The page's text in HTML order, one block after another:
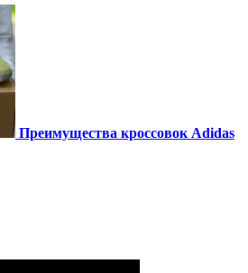
Преимущества кроссовок Adidas